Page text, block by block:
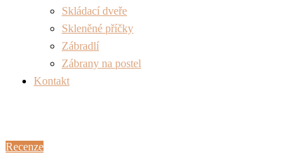
Skládací dveře
Skleněné příčky
Zábradlí
Zábrany na postel
Kontakt
Recenze